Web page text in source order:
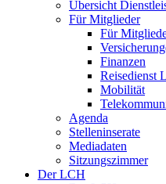
Übersicht
Für Mitglieder
Für
Finanzen
Reisedienst
Mobilität
Agenda
Stelleninserate
Mediadaten
Sitzungszimmer
Der LCH